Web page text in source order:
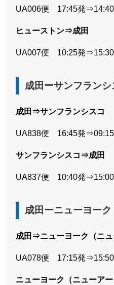
UA006便 17:45発⇒14:40
ヒューストン⇒成田
UA007便 10:25発⇒15:30
成田ーサンフランシ
成田⇒サンフランシスコ
UA838便 16:45発⇒09:15
サンフランシスコ⇒成田
UA837便 10:40発⇒15:00
成田ーニューヨー
成田⇒ニューヨーク（ニュ
UA078便 17:15発⇒15:50
ニューヨーク（ニューア